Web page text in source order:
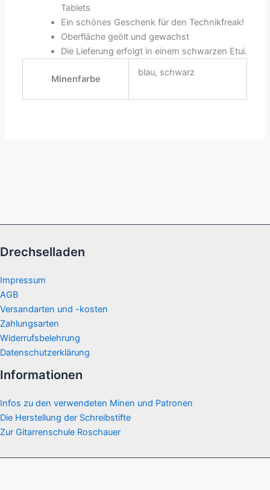
Tablets
Ein schönes Geschenk für den Technikfreak!
Oberfläche geölt und gewachst
Die Lieferung erfolgt in einem schwarzen Etui.
Minenfarbe
blau, schwarz
Drechselladen
Impressum
AGB
Versandarten und -kosten
Zahlungsarten
Widerrufsbelehrung
Datenschutzerklärung
Informationen
Infos zu den verwendeten Minen und Patronen
Die Herstellung der Schreibstifte
Zur Gitarrenschule Roschauer